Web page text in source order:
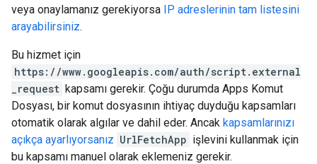
veya onaylamanız gerekiyorsa IP adreslerinin tam listesini
arayabilirsiniz.
Bu hizmet için
https://www.googleapis.com/auth/script.external
_request kapsamı gerekir. Çoğu durumda Apps Komut
Dosyası, bir komut dosyasının ihtiyaç duyduğu kapsamları
otomatik olarak algılar ve dahil eder. Ancak kapsamlarınızı
açıkça ayarlıyorsanız UrlFetchApp işlevini kullanmak için
bu kapsamı manuel olarak eklemeniz gerekir.